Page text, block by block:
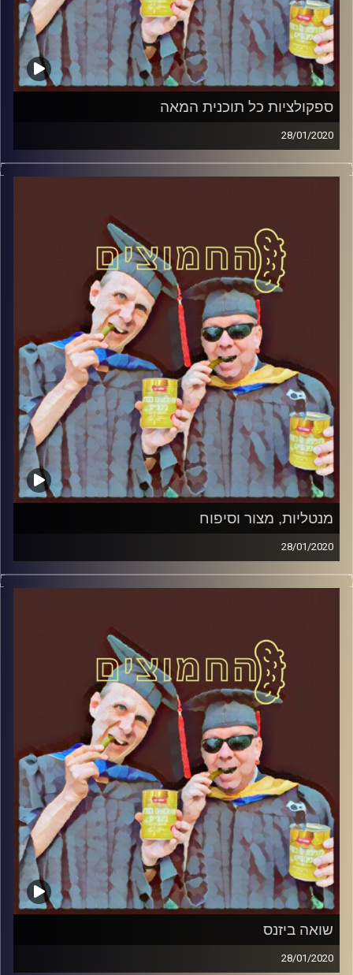
ספקולציות כל תוכנית המאה
28/01/2020
החמוצים – בפעם השלישית.
עם פרופסור בועז בן-דוד ופרופסור גלעד
הירשברגר
והפעם: ספקולציות כל תוכנית המאה
קרדיט תמונות:AudioVersity
מנטליות, מצור וסיפוח
28/01/2020
החמוצים – בפעם השלישית.
עם פרופסור בועז בן-דוד ופרופסור גלעד
הירשברגר
והפעם: מנטליות, מצור וסיפוח
קרדיט תמונות:AudioVersity
שואה ביזנס
28/01/2020